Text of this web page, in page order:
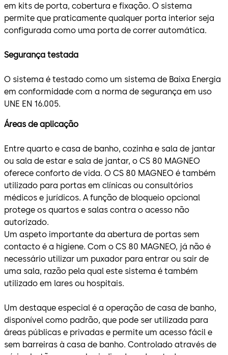
em kits de porta, cobertura e fixação. O sistema
permite que praticamente qualquer porta interior seja
configurada como uma porta de correr automática.
Segurança testada
O sistema é testado como um sistema de Baixa Energia
em conformidade com a norma de segurança em uso
UNE EN 16.005.
Áreas de aplicação
Entre quarto e casa de banho, cozinha e sala de jantar
ou sala de estar e sala de jantar, o CS 80 MAGNEO
oferece conforto de vida. O CS 80 MAGNEO é também
utilizado para portas em clínicas ou consultórios
médicos e jurídicos. A função de bloqueio opcional
protege os quartos e salas contra o acesso não
autorizado.
Um aspeto importante da abertura de portas sem
contacto é a higiene. Com o CS 80 MAGNEO, já não é
necessário utilizar um puxador para entrar ou sair de
uma sala, razão pela qual este sistema é também
utilizado em lares ou hospitais.
Um destaque especial é a operação de casa de banho,
disponível como padrão, que pode ser utilizada para
áreas públicas e privadas e permite um acesso fácil e
sem barreiras à casa de banho. Controlado através de